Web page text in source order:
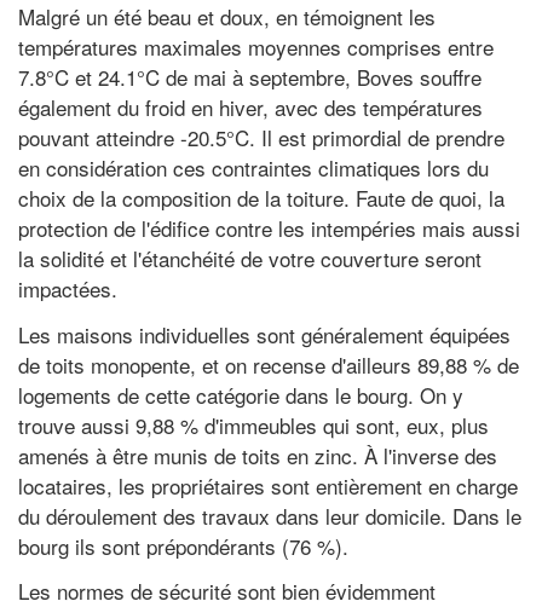
Malgré un été beau et doux, en témoignent les
températures maximales moyennes comprises entre
7.8°C et 24.1°C de mai à septembre, Boves souffre
également du froid en hiver, avec des températures
pouvant atteindre -20.5°C. Il est primordial de prendre
en considération ces contraintes climatiques lors du
choix de la composition de la toiture. Faute de quoi, la
protection de l'édifice contre les intempéries mais aussi
la solidité et l'étanchéité de votre couverture seront
impactées.
Les maisons individuelles sont généralement équipées
de toits monopente, et on recense d'ailleurs 89,88 % de
logements de cette catégorie dans le bourg. On y
trouve aussi 9,88 % d'immeubles qui sont, eux, plus
amenés à être munis de toits en zinc. À l'inverse des
locataires, les propriétaires sont entièrement en charge
du déroulement des travaux dans leur domicile. Dans le
bourg ils sont prépondérants (76 %).
Les normes de sécurité sont bien évidemment